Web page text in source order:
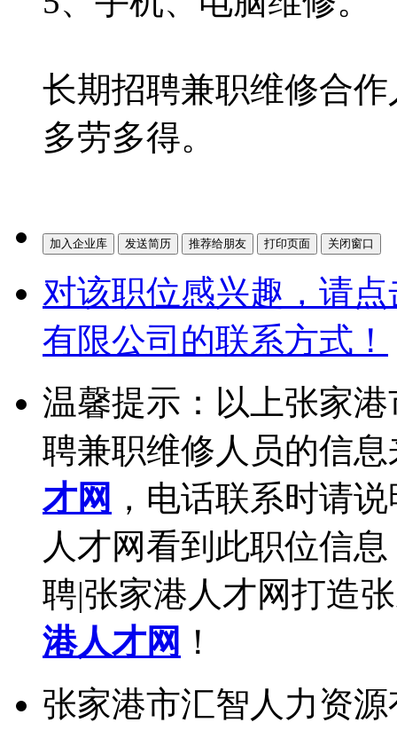
长期招聘兼职维修合
多劳多得。
对该职位感兴趣，请
有限公司的联系方式！
温馨提示：以上张家
聘兼职维修人员的信息
才网 ，电话联系时请
人才网看到此职位信
聘|张家港人才网打造
港人才网 ！
张家港市汇智人力资